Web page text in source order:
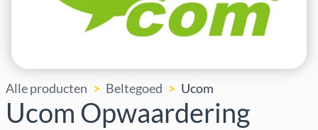
Alle producten Beltegoed Ucom
Ucom Opwaardering